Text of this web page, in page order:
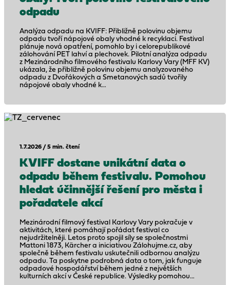
odpadu
Analýza odpadu na KVIFF: Přibližně polovinu objemu
odpadu tvoří nápojové obaly vhodné k recyklaci. Festival
plánuje nová opatření, pomohlo by i celorepublikové
zálohování PET lahví a plechovek. Pilotní analýza odpadu
z Mezinárodního filmového festivalu Karlovy Vary (MFF KV)
ukázala, že přibližně polovinu objemu analyzovaného
odpadu z Dvořákových a Smetanových sadů tvořily
nápojové obaly vhodné k…
1.7.2026 / 5 min. čtení
KVIFF dostane unikátní data o
odpadu během festivalu. Pomohou
hledat účinnější řešení pro města i
pořadatele akcí
Mezinárodní filmový festival Karlovy Vary pokračuje v
aktivitách, které pomáhají pořádat festival co
nejudržitelněji. Letos proto spojil síly se společnostmi
Mattoni 1873, Kärcher a iniciativou Zálohujme.cz, aby
společně během festivalu uskutečnili odbornou analýzu
odpadu. Ta poskytne podrobná data o tom, jak funguje
odpadové hospodářství během jedné z největších
kulturních akcí v České republice. Výsledky pomohou…